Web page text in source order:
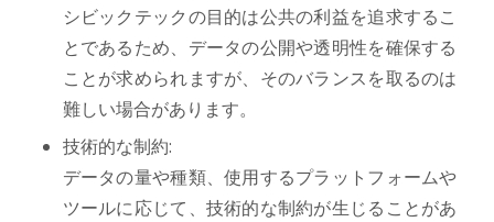
シビックテックの目的は公共の利益を追求するこ
とであるため、データの公開や透明性を確保する
ことが求められますが、そのバランスを取るのは
難しい場合があります。
技術的な制約:
データの量や種類、使用するプラットフォームや
ツールに応じて、技術的な制約が生じることがあ